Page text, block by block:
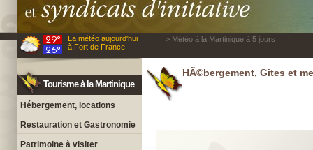
La météo aujourd'hui
à Fort de France
> Météo à la Martinique à 5 jours
Tourisme à la Martinique
Hébergement, locations
Restauration et Gastronomie
Patrimoine à visiter
HÃ©bergement, Gites et